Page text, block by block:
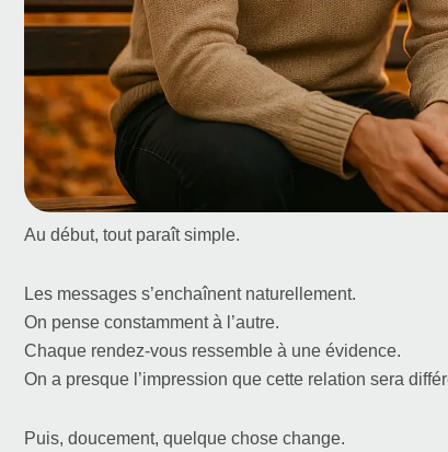
Au début, tout paraît simple.
Les messages s’enchaînent naturellement.
On pense constamment à l’autre.
Chaque rendez-vous ressemble à une évidence.
On a presque l’impression que cette relation sera
Puis, doucement, quelque chose change.